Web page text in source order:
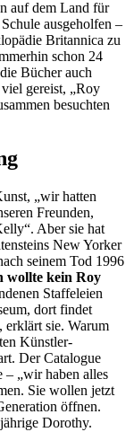
auf dem Land für
ausgeholfen –
Britannica zu
schon 24
Bücher auch
viel gereist, „Roy
besuchten
„wir hatten
Freunden,
Aber sie hat
New Yorker
seinem Tod 1996
wollte kein Roy
Staffeleien
dort findet
erklärt sie. Warum
Künstler-
Der Catalogue
– „wir haben alles
Sie wollen jetzt
öffnen.
Dorothy.